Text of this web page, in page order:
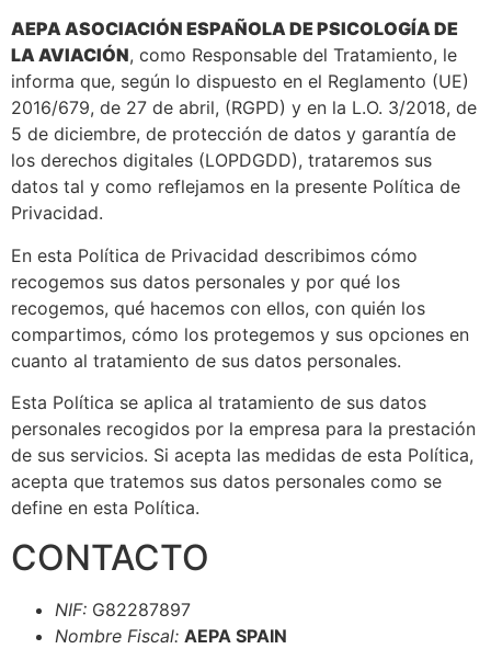
AEPA ASOCIACIÓN ESPAÑOLA DE PSICOLOGÍA DE
LA AVIACIÓN, como Responsable del Tratamiento, le
informa que, según lo dispuesto en el Reglamento (UE)
2016/679, de 27 de abril, (RGPD) y en la L.O. 3/2018, de
5 de diciembre, de protección de datos y garantía de
los derechos digitales (LOPDGDD), trataremos sus
datos tal y como reflejamos en la presente Política de
Privacidad.
En esta Política de Privacidad describimos cómo
recogemos sus datos personales y por qué los
recogemos, qué hacemos con ellos, con quién los
compartimos, cómo los protegemos y sus opciones en
cuanto al tratamiento de sus datos personales.
Esta Política se aplica al tratamiento de sus datos
personales recogidos por la empresa para la prestación
de sus servicios. Si acepta las medidas de esta Política,
acepta que tratemos sus datos personales como se
define en esta Política.
CONTACTO
NIF: G82287897
Nombre Fiscal: AEPA SPAIN